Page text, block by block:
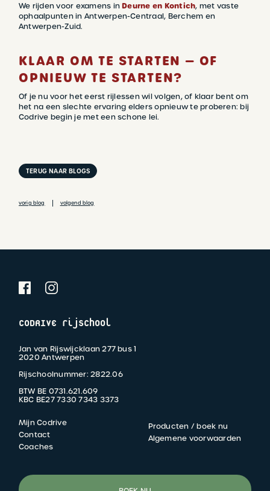
We rijden voor examens inDeurne en Kontich, met vaste
ophaalpunten in Antwerpen-Centraal, Berchem en
Antwerpen-Zuid.
KLAAR OM TE STARTEN — OF
OPNIEUW TE STARTEN?
Of je nu voor het eerst rijlessen wil volgen, of klaar bent om
het na een slechte ervaring elders opnieuw te proberen: bij
Codrive begin je met een schone lei.
vorig blog volgend blog
TERUG NAAR BLOGS
CODRIVE rijschool
Jan van Rijswijcklaan 277 bus 1
2020 Antwerpen
Rijschoolnummer: 2822.06
BTW BE 0731.621.609
KBC BE27 7330 7343 3373
FOOTER
Mijn Codrive
Contact
Coaches
Producten / boek nu
Algemene voorwaarden